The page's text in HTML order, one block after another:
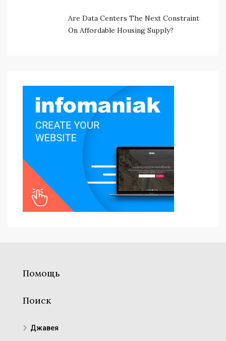
Are Data Centers The Next Constraint
On Affordable Housing Supply?
Помощь
Поиск
Джавея